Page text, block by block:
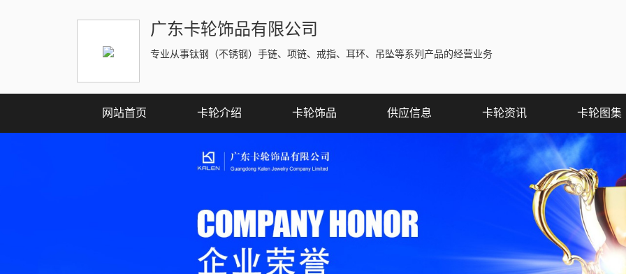
广东卡轮饰品有限公司
专业从事钛钢（不锈钢）手链、项链、戒指、耳环、吊坠等系列产品的经营业务
网站首页 卡轮介绍 卡轮饰品 供应信息 卡轮资讯 卡轮图集